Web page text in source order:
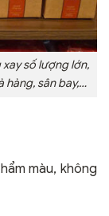
số lượng lớn,
hàng, sân bay,…
màu, không